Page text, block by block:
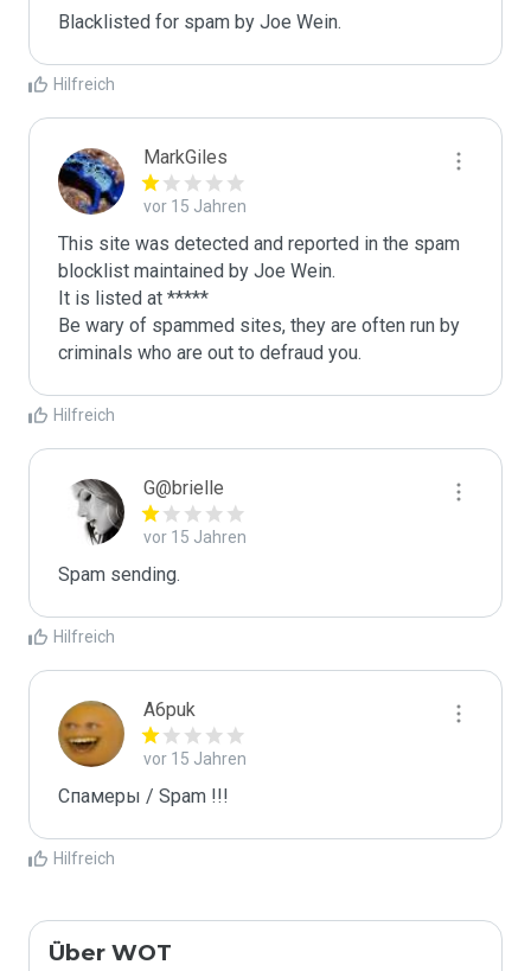
Blacklisted for spam by Joe Wein.
Hilfreich
MarkGiles
vor 15 Jahren
This site was detected and reported in the spam
blocklist maintained by Joe Wein.
It is listed at *****
Be wary of spammed sites, they are often run by
criminals who are out to defraud you.
Hilfreich
G@brielle
vor 15 Jahren
Spam sending.
Hilfreich
A6puk
vor 15 Jahren
Спамеры / Spam !!!
Hilfreich
Über WOT